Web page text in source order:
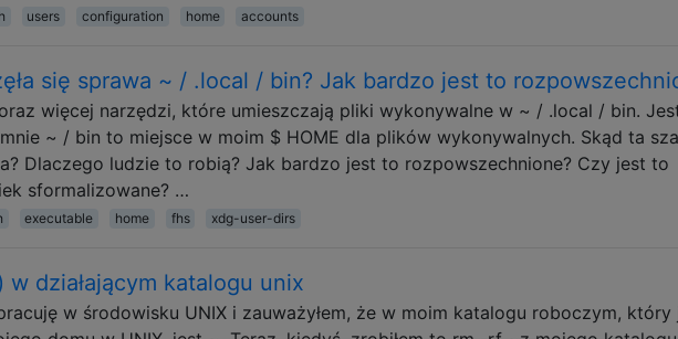
users configuration home accounts
się sprawa ~ / .local / bin? Jak bardzo jest to
więcej narzędzi, które umieszczają pliki wykonywalne w ~ / .local / bin.
~ / bin to miejsce w moim $ HOME dla plików wykonywalnych. Skąd ta
Dlaczego ludzie to robią? Jak bardzo jest to rozpowszechnione? Czy jest to
sformalizowane? …
executable home fhs xdg-user-dirs
w działającym katalogu unix
w środowisku UNIX i zauważyłem, że w moim katalogu roboczym, który